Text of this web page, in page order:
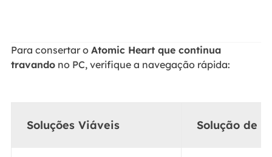
Para consertar o Atomic Heart que continua
travandono PC, verifique a navegação rápida:
Soluções Viáveis Solução de